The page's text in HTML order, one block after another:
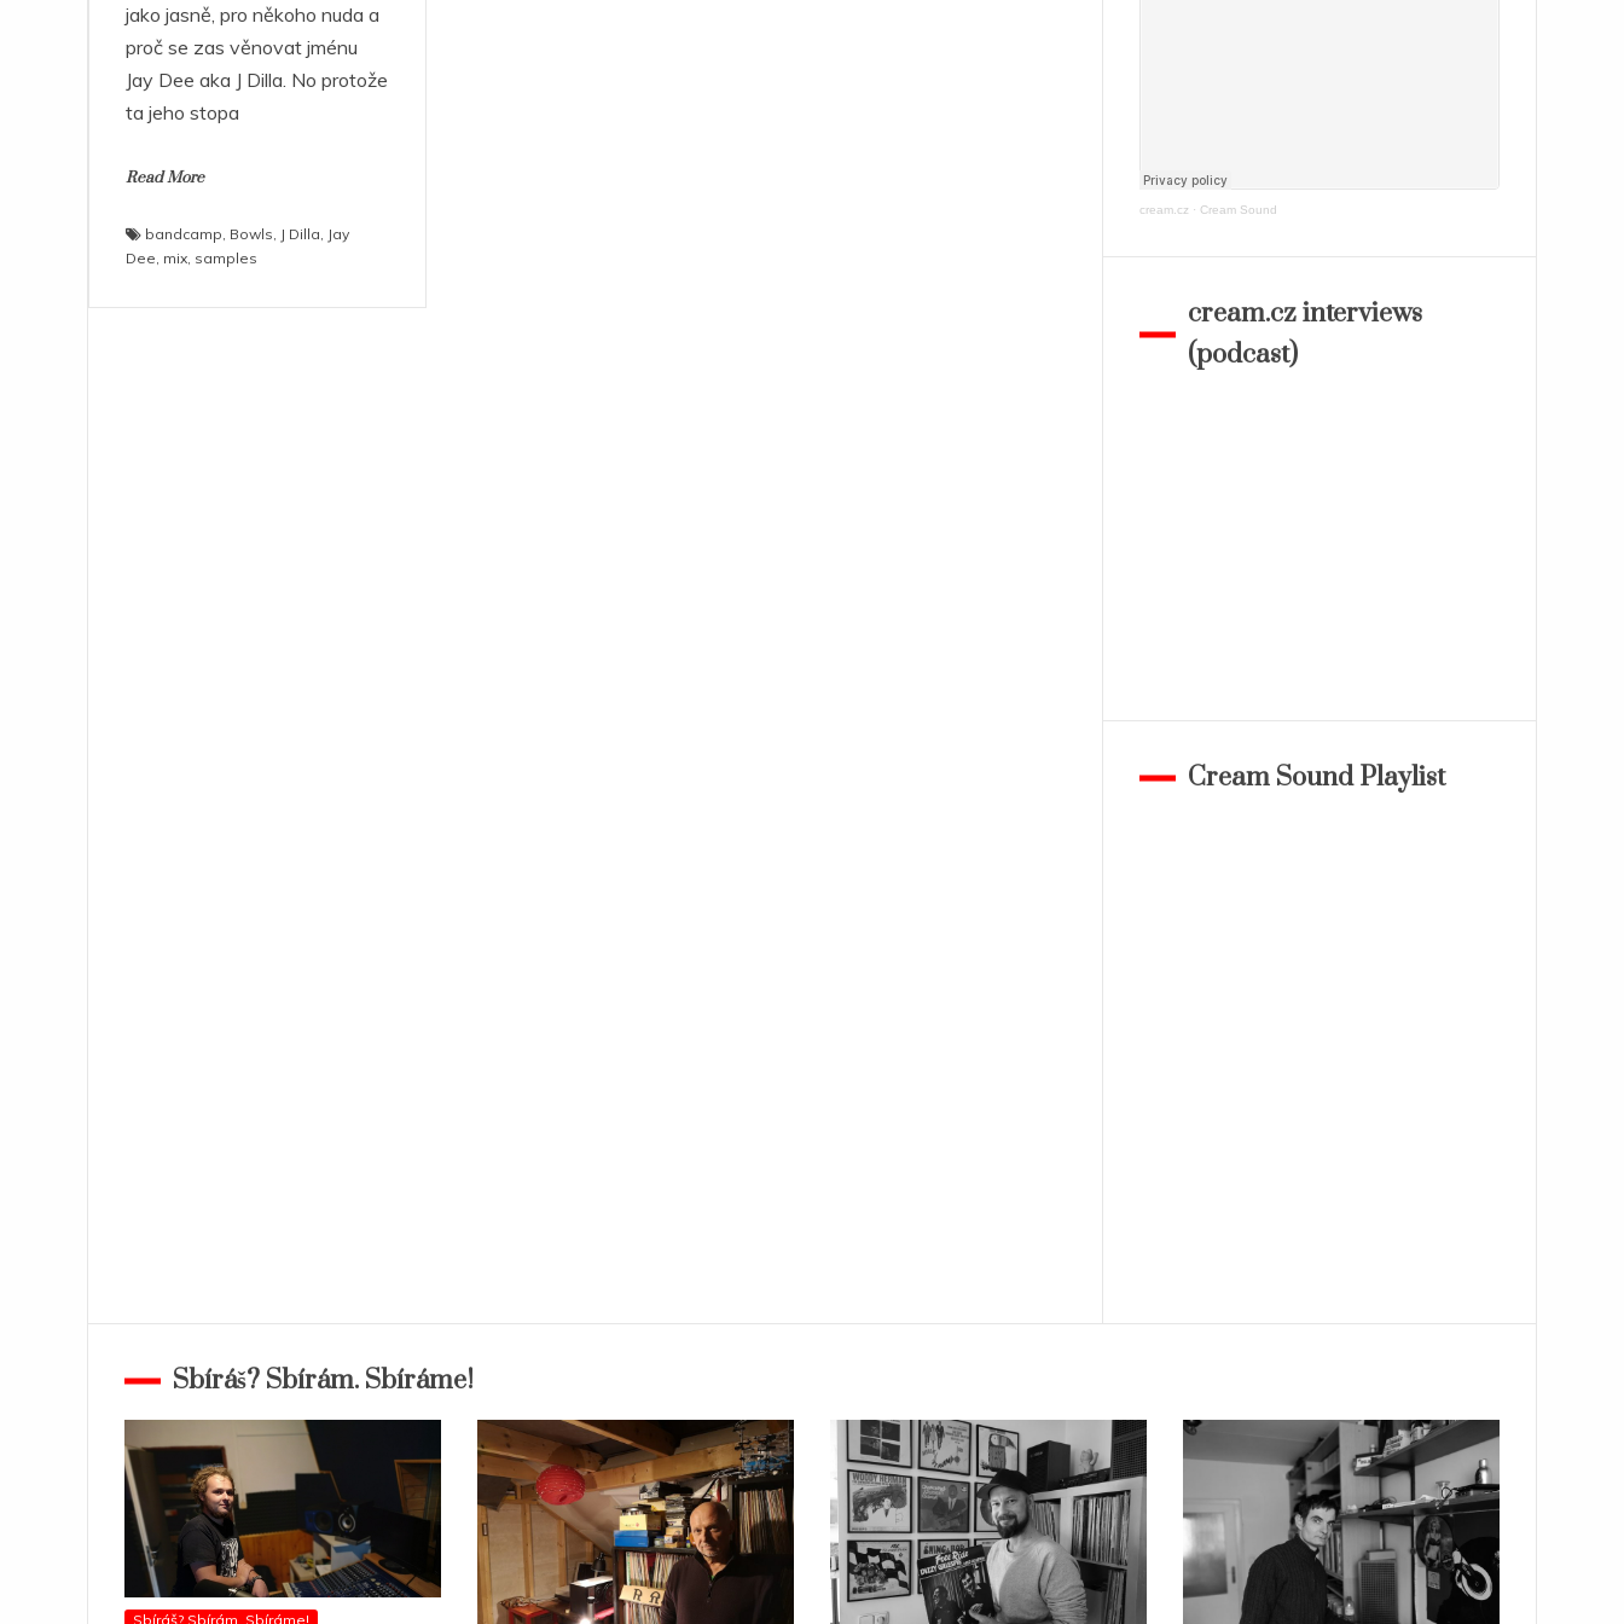
jako jasně, pro někoho nuda a
proč se zas věnovat jménu
Jay Dee aka J Dilla. No protože
ta jeho stopa
Read More
bandcamp, Bowls, J Dilla, Jay
Dee, mix, samples
cream.cz · Cream Sound
cream.cz interviews
(podcast)
Cream Sound Playlist
Sbíráš? Sbírám. Sbíráme!
Sbíráš? Sbírám. Sbíráme!